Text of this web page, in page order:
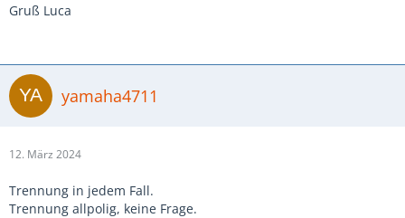
Gruß Luca
yamaha4711
12. März 2024
Trennung in jedem Fall.
Trennung allpolig, keine Frage.